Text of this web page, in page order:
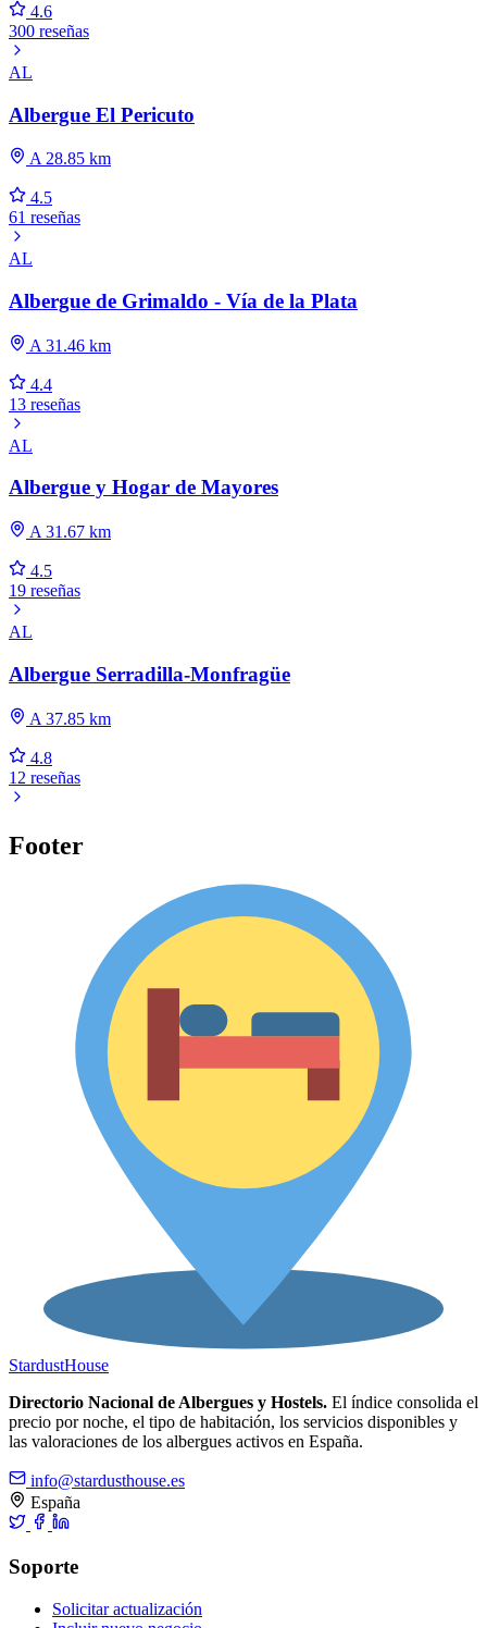
4.6
300 reseñas
AL
Albergue El Pericuto
A 28.85 km
4.5
61 reseñas
AL
Albergue de Grimaldo - Vía de la Plata
A 31.46 km
4.4
13 reseñas
AL
Albergue y Hogar de Mayores
A 31.67 km
4.5
19 reseñas
AL
Albergue Serradilla-Monfragüe
A 37.85 km
4.8
12 reseñas
Footer
StardustHouse
Directorio Nacional de Albergues y Hostels. El índice consolida el
precio por noche, el tipo de habitación, los servicios disponibles y
las valoraciones de los albergues activos en España.
info@stardusthouse.es
España
Soporte
Solicitar actualización